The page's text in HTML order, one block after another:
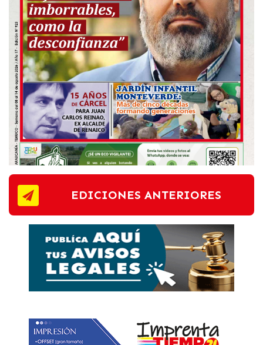
EDICIONES ANTERIORES